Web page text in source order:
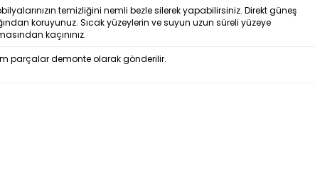
temizliğini nemli bezle silerek yapabilirsiniz. Direkt güneş
koruyunuz. Sıcak yüzeylerin ve suyun uzun süreli yüzeye
kaçınınız.
parçalar demonte olarak gönderilir.